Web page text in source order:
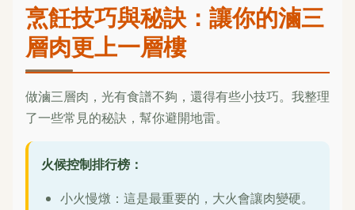
烹飪技巧與秘訣：讓你的滷三
層肉更上一層樓
做滷三層肉，光有食譜不夠，還得有些小技巧。我整理
了一些常見的秘訣，幫你避開地雷。
火候控制排行榜：
小火慢燉：這是最重要的，大火會讓肉變硬。